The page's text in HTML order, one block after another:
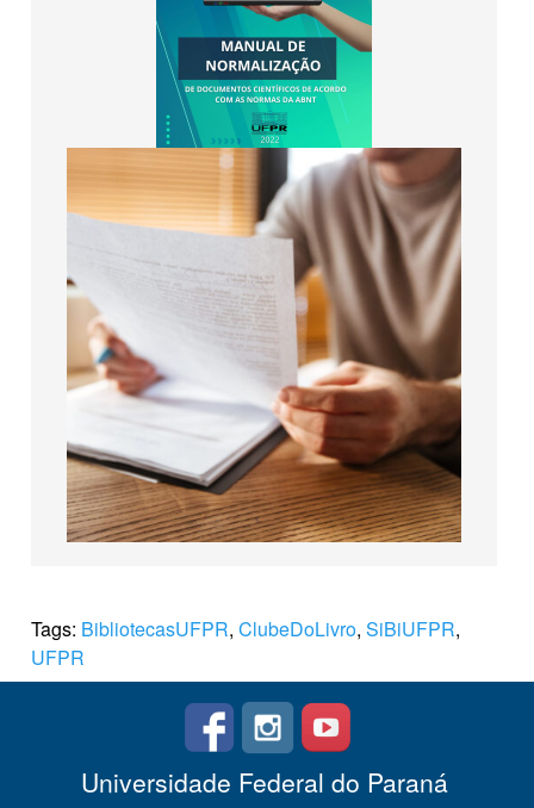
Tags: BibliotecasUFPR, ClubeDoLivro, SiBiUFPR,
UFPR
Universidade Federal do Paraná